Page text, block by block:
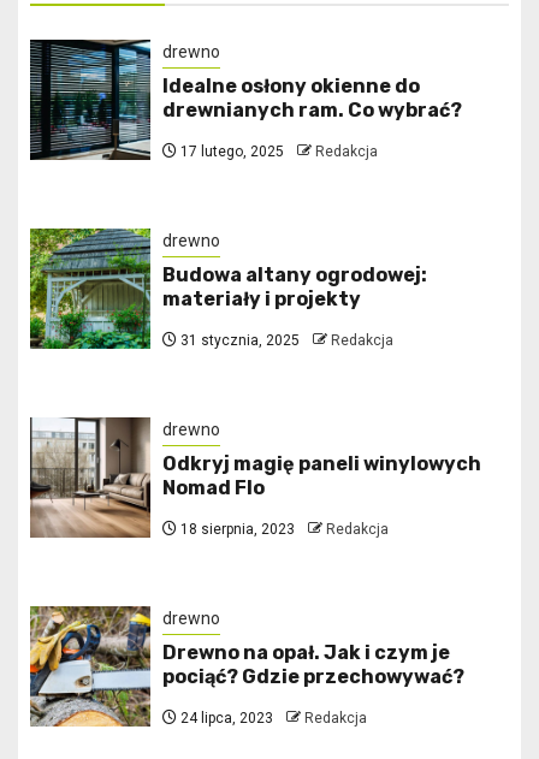
drewno
Idealne osłony okienne do
drewnianych ram. Co wybrać?
17 lutego, 2025 Redakcja
drewno
Budowa altany ogrodowej:
materiały i projekty
31 stycznia, 2025 Redakcja
drewno
Odkryj magię paneli winylowych
Nomad Flo
18 sierpnia, 2023 Redakcja
drewno
Drewno na opał. Jak i czym je
pociąć? Gdzie przechowywać?
24 lipca, 2023 Redakcja